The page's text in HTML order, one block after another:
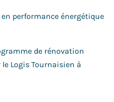
performance énergétique
de rénovation
Logis Tournaisien à